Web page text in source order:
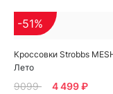
Кроссовки Strobbs
Лето
-51%
9099 4 499 ₽